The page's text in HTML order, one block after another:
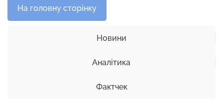
На головну сторінку
Новини
Аналітика
Фактчек